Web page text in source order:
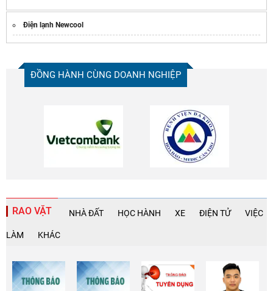
Điện lạnh Newcool
ĐỒNG HÀNH CÙNG DOANH NGHIỆP
RAO VẶT NHÀ ĐẤT HỌC HÀNH XE ĐIỆN TỬ VIỆC
LÀM KHÁC